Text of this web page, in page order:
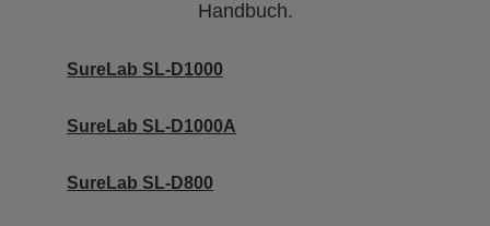
Handbuch.
SureLab SL-D1000
SureLab SL-D1000A
SureLab SL-D800